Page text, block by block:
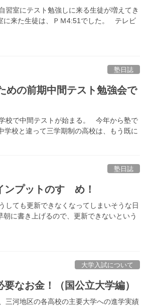
室にテスト勉強しに来る生徒が増えてき
来た生徒は、ＰＭ4:51でした。 テレビ
塾日誌
の前期中間テスト勉強会で
校で中間テストが始まる。 今年から塾で
学校と違って三学期制の高校は、もう既に
塾日誌
プットのすゝめ！
ても更新できなくなってしまいそうな日
に書き上げるので、更新できないという
大学入試について
なお金！（国公立大学編）
河地区の各高校の主要大学への進学実績